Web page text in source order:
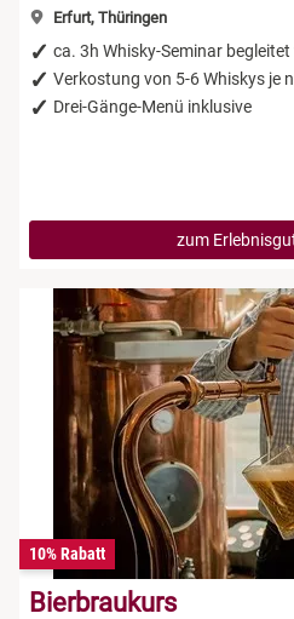
Erfurt, Thüringen
ca. 3h Whisky-Seminar
Verkostung von 5-6 Whiskys je
Drei-Gänge-Menü inklusive
zum
10% Rabatt
Bierbraukurs